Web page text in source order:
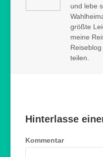
und lebe
größte
meine
Reiseblog
teilen.
Hinterlasse
Kommentar